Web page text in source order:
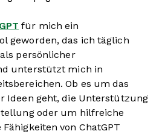
für mich ein
geworden, das ich täglich
persönlicher
unterstützt mich in
Ob es um das
Ideen geht, die Unterstützung
oder um hilfreiche
von ChatGPT